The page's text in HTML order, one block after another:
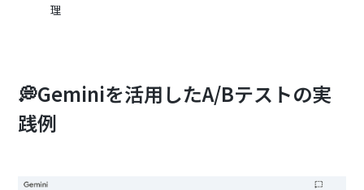
理
💭Geminiを活用したA/Bテストの実
践例